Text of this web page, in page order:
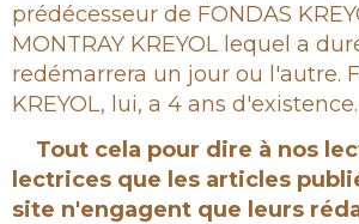
prédécesseur de FONDAS
MONTRAY KREYOL lequel a
redémarrera un jour ou l'autre.
KREYOL, lui, a 4 ans d'existence.
Tout cela pour dire à nos
lectrices que les articles
site n'engagent que leurs